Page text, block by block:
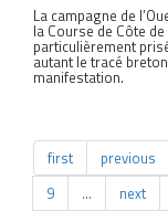
La campagne de
la Course de Côte
particulièrement
autant le tracé
manifestation.
first previous
9
… next